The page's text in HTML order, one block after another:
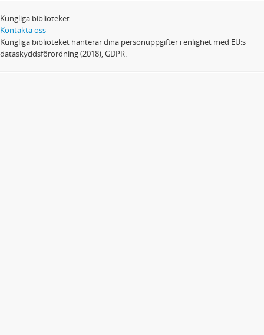
Kungliga biblioteket
Kontakta oss
Kungliga biblioteket hanterar dina personuppgifter i enlighet med EU:s
dataskyddsförordning (2018), GDPR.